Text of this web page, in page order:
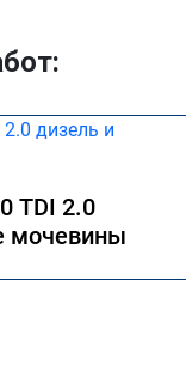
TDI 2.0
мочевины